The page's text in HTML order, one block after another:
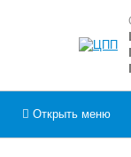
Открыть меню